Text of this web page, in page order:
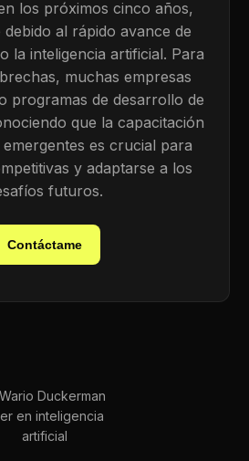
los próximos cinco años,
al rápido avance de
la inteligencia artificial. Para
muchas empresas
programas de desarrollo de
que la capacitación
es crucial para
y adaptarse a los
futuros.
Contáctame